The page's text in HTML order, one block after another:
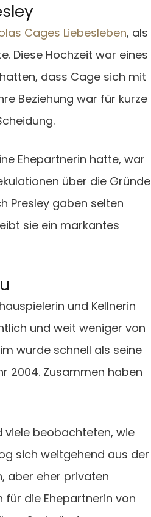
Cages Liebesleben, als
Diese Hochzeit war eines
dass Cage sich mit
Beziehung war für kurze
Ehepartnerin hatte, war
über die Gründe
Presley gaben selten
sie ein markantes
und Kellnerin
und weit weniger von
wurde schnell als seine
2004. Zusammen haben
viele beobachteten, wie
sich weitgehend aus der
aber eher privaten
für die Ehepartnerin von